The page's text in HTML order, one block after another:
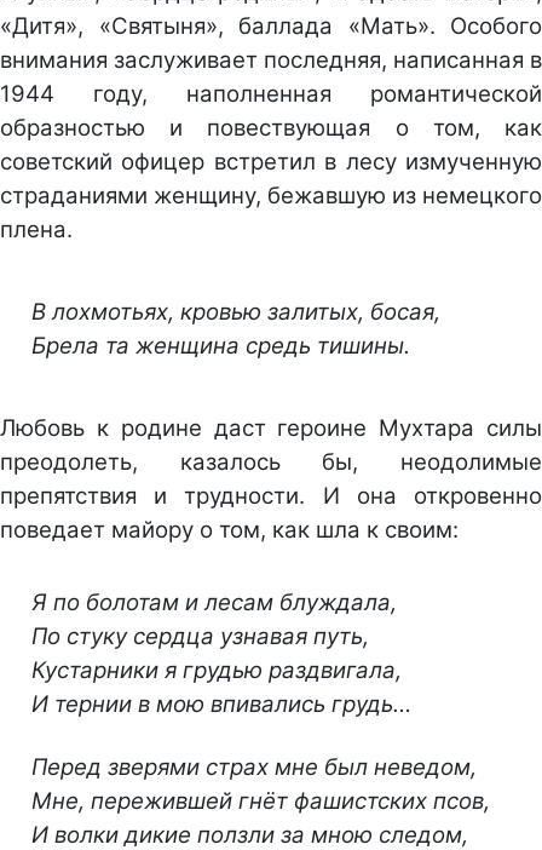
«Дитя», «Святыня», баллада «Мать». Особого
внимания заслуживает последняя, написанная в
1944 году, наполненная романтической
образностью и повествующая о том, как
советский офицер встретил в лесу измученную
страданиями женщину, бежавшую из немецкого
плена.
В лохмотьях, кровью залитых, босая,
Брела та женщина средь тишины.
Любовь к родине даст героине Мухтара силы
преодолеть, казалось бы, неодолимые
препятствия и трудности. И она откровенно
поведает майору о том, как шла к своим:
Я по болотам и лесам блуждала,
По стуку сердца узнавая путь,
Кустарники я грудью раздвигала,
И тернии в мою впивались грудь…
Перед зверями страх мне был неведом,
Мне, пережившей гнёт фашистских псов,
И волки дикие ползли за мною следом,